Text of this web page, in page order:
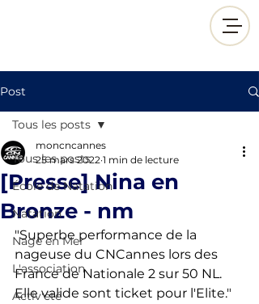
Post
Tous les posts
École de Natation
Natation
Nage en Mer
L'association
Activ'été
Tous les posts
[Presse] Nina en
Bronze - nm
moncncannes
25 mars 2022 1 min de lecture
"Superbe performance de la
nageuse du CNCannes lors des
France de Nationale 2 sur 50 NL.
Elle valide sont ticket pour l'Elite."